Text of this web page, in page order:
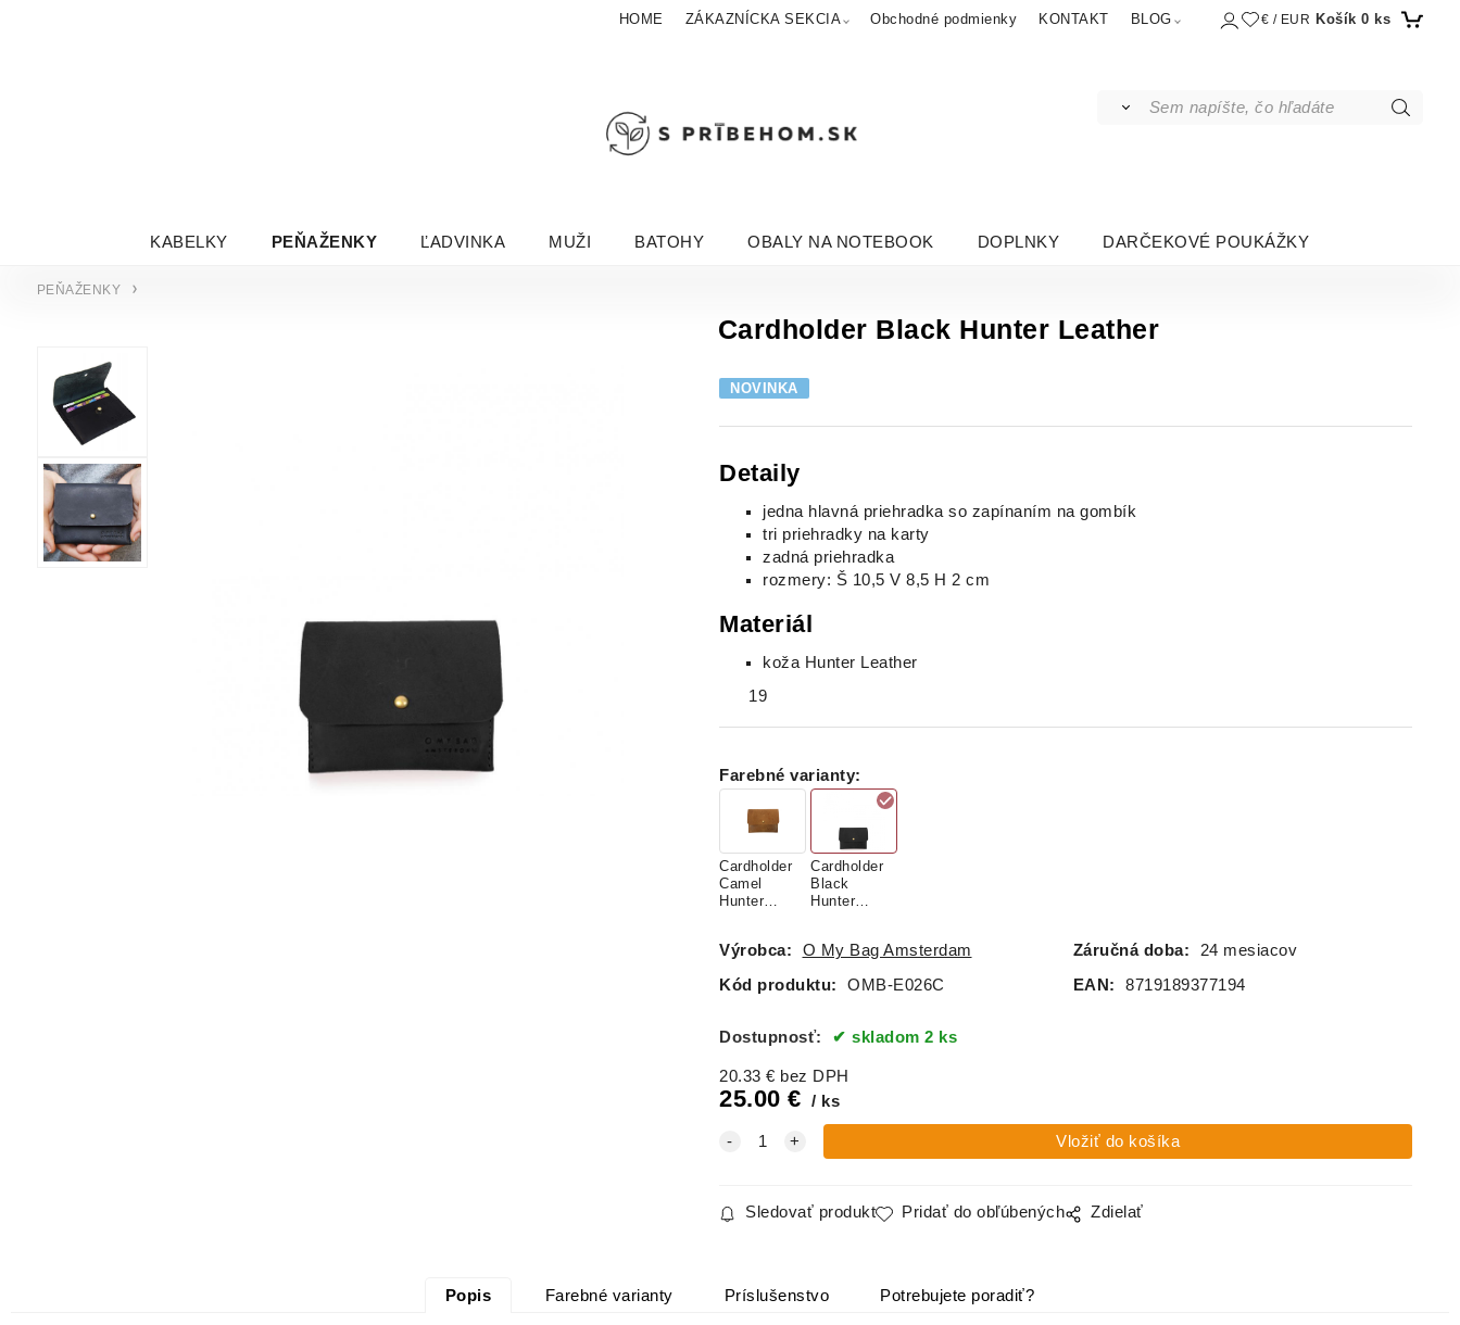
HOME ZÁKAZNÍCKA SEKCIA Obchodné podmienky KONTAKT BLOG € / EUR Košík 0 ks
KABELKY PEŇAŽENKY ĽADVINKA MUŽI BATOHY OBALY NA NOTEBOOK DOPLNKY DARČEKOVÉ POUKÁŽKY
PEŇAŽENKY
Cardholder Black Hunter Leather
NOVINKA
Detaily
jedna hlavná priehradka so zapínaním na gombík
tri priehradky na karty
zadná priehradka
rozmery: Š 10,5 V 8,5 H 2 cm
Materiál
koža Hunter Leather
19
Farebné varianty:
Cardholder
Camel
Hunter
Cardholder
Black
Hunter
Výrobca: O My Bag Amsterdam Záručná doba:
24 mesiacov
Kód produktu:
OMB-E026C EAN: 8719189377194
Dostupnosť: skladom 2 ks
20.33 € bez DPH
25.00 € ks
Sledovať produkt Pridať do obľúbených Zdielať
Popis Farebné varianty Príslušenstvo Potrebujete poradiť?